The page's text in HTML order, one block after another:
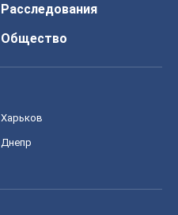
Расследования
Общество
Харьков
Днепр